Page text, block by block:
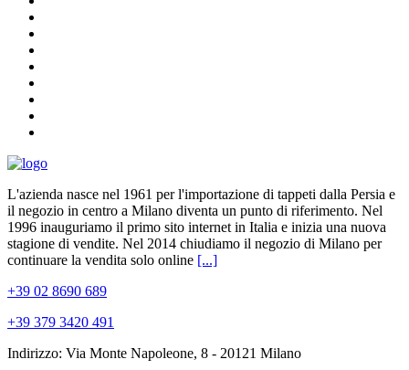
L'azienda nasce nel 1961 per l'importazione di tappeti dalla Persia e
il negozio in centro a Milano diventa un punto di riferimento. Nel
1996 inauguriamo il primo sito internet in Italia e inizia una nuova
stagione di vendite. Nel 2014 chiudiamo il negozio di Milano per
continuare la vendita solo online [...]
+39 02 8690 689
+39 379 3420 491
Indirizzo: Via Monte Napoleone, 8 - 20121 Milano